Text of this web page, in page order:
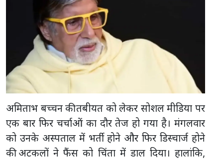
अमिताभ बच्चन की तबीयत को लेकर सोशल मीडिया पर
एक बार फिर चर्चाओं का दौर तेज हो गया है। मंगलवार
को उनके अस्पताल में भर्ती होने और फिर डिस्चार्ज होने
की अटकलों ने फैंस को चिंता में डाल दिया। हालांकि,